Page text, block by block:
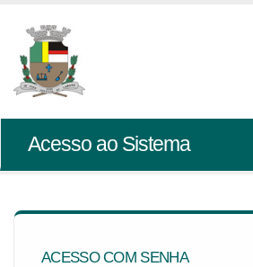
Acesso ao Sistema
ACESSO COM SENHA